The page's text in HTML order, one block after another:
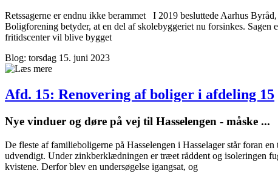
Retssagerne er endnu ikke berammet I 2019 besluttede Aarhus
Boligforening betyder, at en del af skolebyggeriet nu forsinkes.
fritidscenter vil blive bygget
Blog: torsdag 15. juni 2023
Afd. 15: Renove­ring af boliger i afdeling 15
Nye vinduer og døre på vej til Hasselengen - måske ...
De fleste af familieboligerne på Hasselengen i Hasselager står foran
udvendigt. Under zinkberklædningen er træet råddent og isoleringen
kvistene. Derfor blev en undersøgelse igangsat, og